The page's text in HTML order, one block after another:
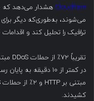
Cloudflare
می‌شوند، به‌طوری‌که دیگر
ترافیک را تحلیل کند و
کشیدند.